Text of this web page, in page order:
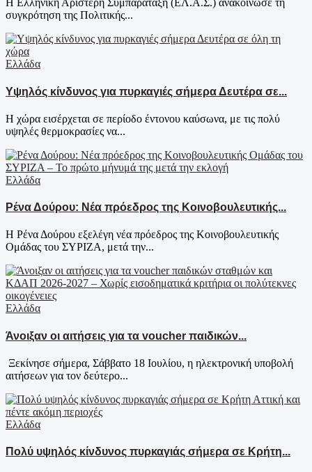
Η Ελληνική Αριστερή Συμπαράταξη (ΕΛ.Α.Σ.) ανακοίνωσε τη
συγκρότηση της Πολιτικής...
Ελλάδα
Υψηλός κίνδυνος για πυρκαγιές σήμερα Δευτέρα σε...
Η χώρα εισέρχεται σε περίοδο έντονου καύσωνα, με τις πολύ
υψηλές θερμοκρασίες να...
Ελλάδα
Ρένα Δούρου: Νέα πρόεδρος της Κοινοβουλευτικής...
Η Ρένα Δούρου εξελέγη νέα πρόεδρος της Κοινοβουλευτικής
Ομάδας του ΣΥΡΙΖΑ, μετά την...
Ελλάδα
Άνοιξαν οι αιτήσεις για τα voucher παιδικών...
Ξεκίνησε σήμερα, Σάββατο 18 Ιουλίου, η ηλεκτρονική υποβολή
αιτήσεων για τον δεύτερο...
Ελλάδα
Πολύ υψηλός κίνδυνος πυρκαγιάς σήμερα σε Κρήτη...